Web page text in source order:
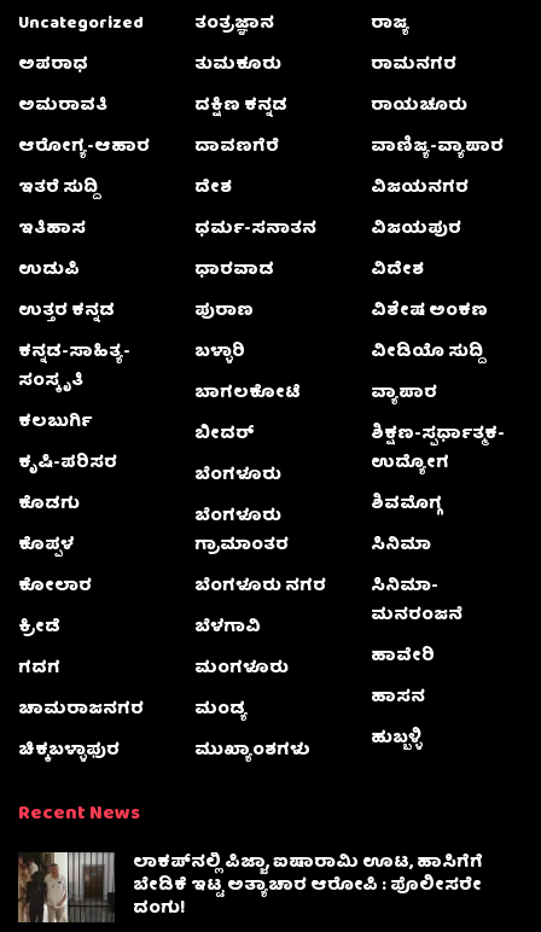
Uncategorized
ಅಪರಾಧ
ಅಮರಾವತಿ
ಆರೋಗ್ಯ-ಆಹಾರ
ಇತರೆ ಸುದ್ದಿ
ಇತಿಹಾಸ
ಉಡುಪಿ
ಉತ್ತರ ಕನ್ನಡ
ಕನ್ನಡ-ಸಾಹಿತ್ಯ-
ಸಂಸ್ಕೃತಿ
ಕಲಬುರ್ಗಿ
ಕೃಷಿ-ಪರಿಸರ
ಕೊಡಗು
ಕೊಪ್ಪಳ
ಕೋಲಾರ
ಕ್ರೀಡೆ
ಗದಗ
ಚಾಮರಾಜನಗರ
ಚಿಕ್ಕಬಳ್ಳಾಫುರ
ತಂತ್ರಜ್ಞಾನ
ತುಮಕೂರು
ದಕ್ಷಿಣ ಕನ್ನಡ
ದಾವಣಗೆರೆ
ದೇಶ
ಧರ್ಮ-ಸನಾತನ
ಧಾರವಾಡ
ಪುರಾಣ
ಬಳ್ಳಾರಿ
ಬಾಗಲಕೋಟೆ
ಬೀದರ್
ಬೆಂಗಳೂರು
ಬೆಂಗಳೂರು
ಗ್ರಾಮಾಂತರ
ಬೆಂಗಳೂರು ನಗರ
ಬೆಳಗಾವಿ
ಮಂಗಳೂರು
ಮಂಡ್ಯ
ಮುಖ್ಯಾಂಶಗಳು
ರಾಜ್ಯ
ರಾಮನಗರ
ರಾಯಚೂರು
ವಾಣಿಜ್ಯ-ವ್ಯಾಪಾರ
ವಿಜಯನಗರ
ವಿಜಯಪುರ
ವಿದೇಶ
ವಿಶೇಷ ಅಂಕಣ
ವೀಡಿಯೊ ಸುದ್ದಿ
ವ್ಯಾಪಾರ
ಶಿಕ್ಷಣ-ಸ್ಪರ್ಧಾತ್ಮಕ-
ಉದ್ಯೋಗ
ಶಿವಮೊಗ್ಗ
ಸಿನಿಮಾ
ಸಿನಿಮಾ-
ಮನರಂಜನೆ
ಹಾವೇರಿ
ಹಾಸನ
ಹುಬ್ಬಳ್ಳಿ
Recent News
ಲಾಕಪ್‌ನಲ್ಲಿ ಪಿಜ್ಜಾ, ಐಷಾರಾಮಿ ಊಟ, ಹಾಸಿಗೆಗೆ
ಬೇಡಿಕೆ ಇಟ್ಟ ಅತ್ಯಾಚಾರ ಆರೋಪಿ : ಪೊಲೀಸರೇ
ದಂಗು!